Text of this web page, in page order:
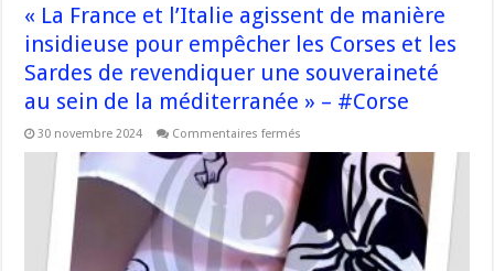
« La France et l’Italie agissent de manière
insidieuse pour empêcher les Corses et les
Sardes de revendiquer une souveraineté
au sein de la méditerranée » – #Corse
30 novembre 2024 Commentaires fermés
France
et
l’Italie
agissent
de
manière
insidieuse
pour